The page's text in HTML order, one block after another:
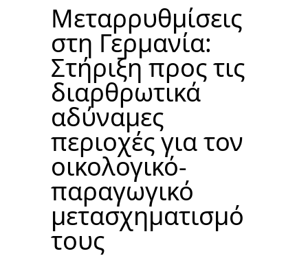
Μεταρρυθμίσεις
στη Γερμανία:
Στήριξη προς τις
διαρθρωτικά
αδύναμες
περιοχές για τον
οικολογικό-
παραγωγικό
μετασχηματισμό
τους